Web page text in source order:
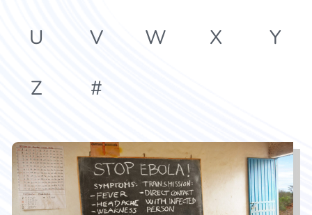
U
V W X
Y
Z
#